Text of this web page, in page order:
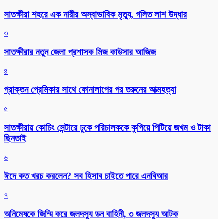
সাতক্ষীরা শহরে এক নারীর অস্বাভাবিক মৃত্যু, গলিত লাশ উদ্ধার
৩
সাতক্ষীরার নতুন জেলা প্রশাসক মিজ কাউসার আজিজ
৪
প্রাক্তন প্রেমিকার সাথে ফোনালাপের পর তরুনের আত্মহত্যা
৫
সাতক্ষীরায় কোচিং সেন্টারে ঢুকে পরিচালককে কুপিয়ে পিটিয়ে জখম ও টাকা
ছিনতাই
৬
ঈদে কত খরচ করলেন? সব হিসাব চাইতে পারে এনবিআর
৭
অনিমেষকে জিম্মি করে জলদস্যু ডন বাহিনী, ৩ জলদস্যু আটক